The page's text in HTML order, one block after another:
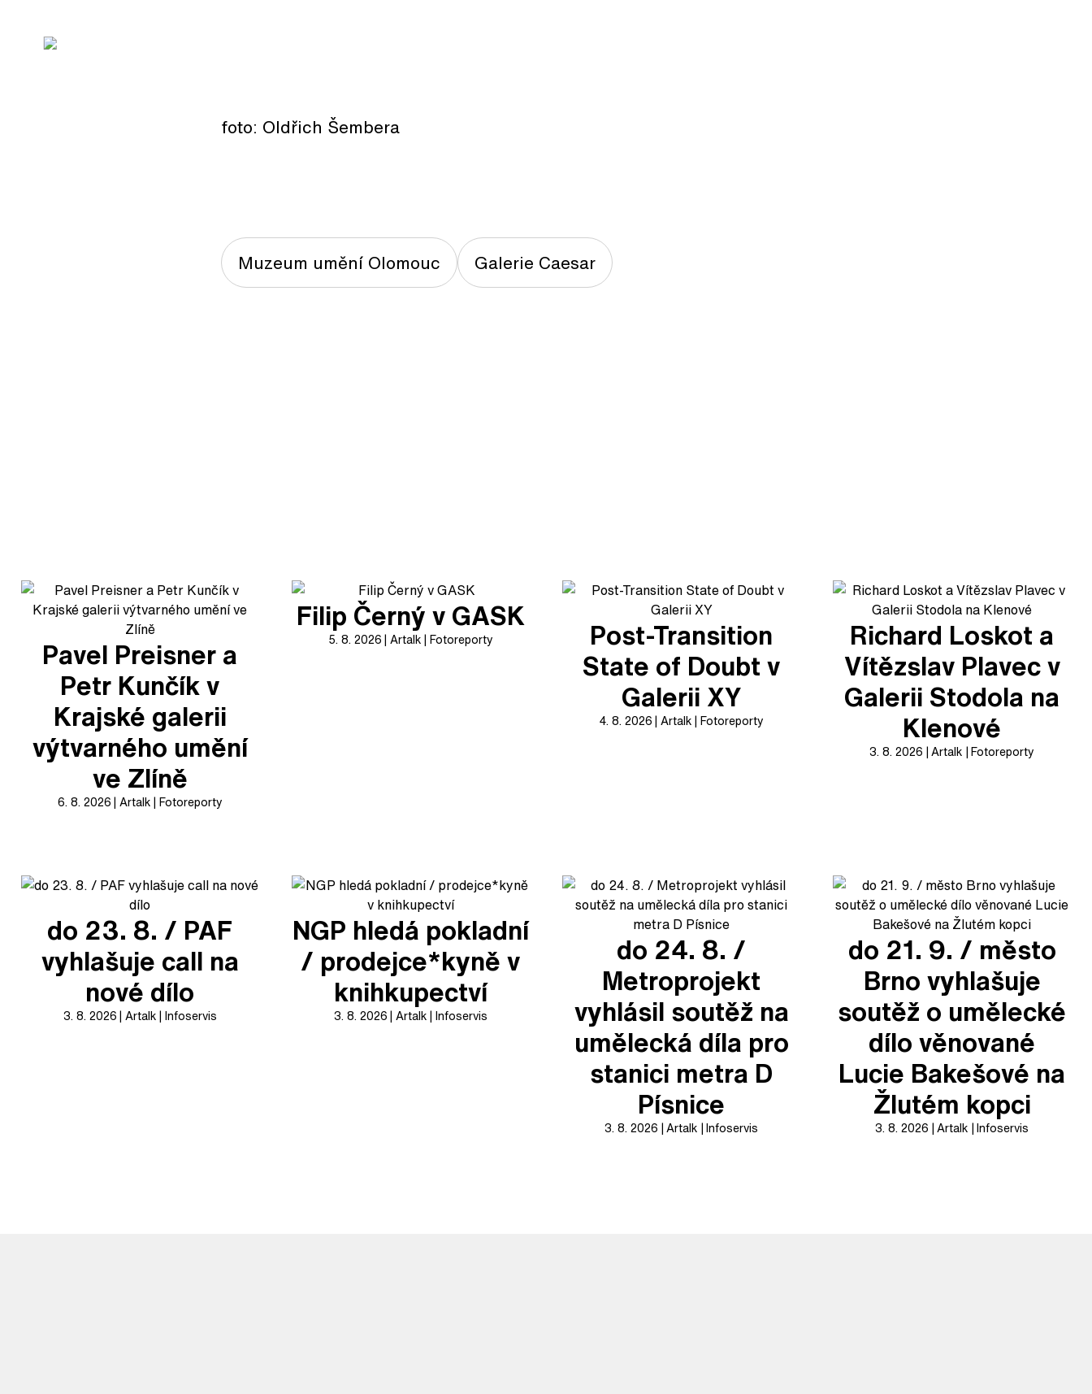
foto: Oldřich Šembera
Muzeum umění Olomouc Galerie Caesar
Pavel Preisner a
Petr Kunčík v
Krajské galerii
výtvarného umění
ve Zlíně
6. 8. 2026 Artalk Fotoreporty
Filip Černý v GASK
5. 8. 2026 Artalk Fotoreporty
Post-Transition
State of Doubt v
Galerii XY
4. 8. 2026 Artalk Fotoreporty
Richard Loskot a
Vítězslav Plavec v
Galerii Stodola na
Klenové
3. 8. 2026 Artalk Fotoreporty
do 23. 8. / PAF
vyhlašuje call na
nové dílo
3. 8. 2026 Artalk Infoservis
NGP hledá pokladní
/ prodejce*kyně v
knihkupectví
3. 8. 2026 Artalk Infoservis
do 24. 8. /
Metroprojekt
vyhlásil soutěž na
umělecká díla pro
stanici metra D
Písnice
3. 8. 2026 Artalk Infoservis
do 21. 9. / město
Brno vyhlašuje
soutěž o umělecké
dílo věnované
Lucie Bakešové na
Žlutém kopci
3. 8. 2026 Artalk Infoservis